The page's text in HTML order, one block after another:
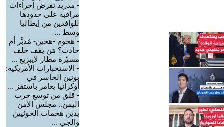
- مدريد تفرض إجراءات
مراقبة على حدودها
للوافدين من إيطاليا
وسط ...
- هجوم -هجين- مُدبَّر أم
حادث؟ مَن يقف خلف
مسيّرة مطار لايبزيغ ...
- الاستخبارات الأمريكية:
بوتين الخاسر في
أوكرانيا يغامر باستفز ...
- قلق من توسع حرب
اليمن.. مجلس الأمن
يدين هجمات الحوثيين
والجي ...